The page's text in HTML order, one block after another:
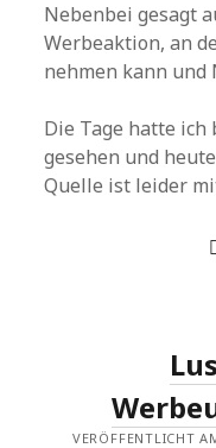
Nebenbei gesagt
Werbeaktion, an
nehmen kann und
Die Tage hatte
gesehen und
Quelle ist leider
VERÖFFENTLICHT